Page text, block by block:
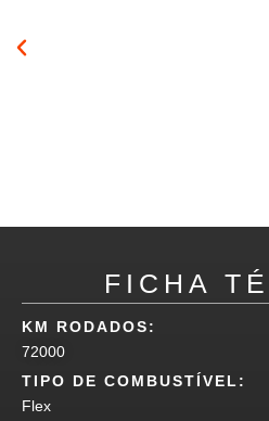
FICHA
KM RODADOS:
72000
TIPO DE COMBUSTÍVEL:
Flex